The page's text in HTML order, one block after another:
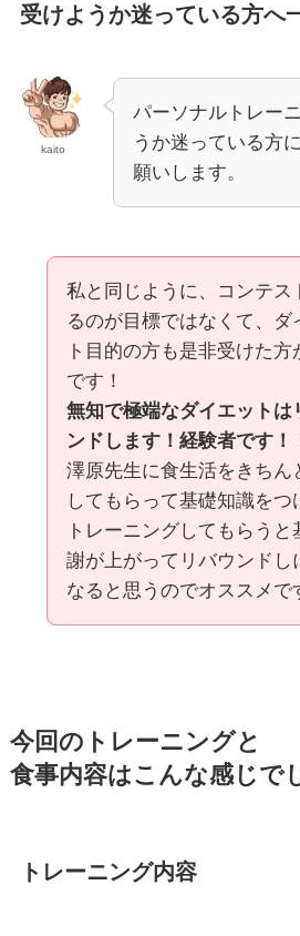
受けようか迷っている方へ
kaito
パーソナルトレー
うか迷っている方
願いします。
私と同じように、コンテス
るのが目標ではなくて、ダ
ト目的の方も是非受けた方
です！
無知で極端なダイエットは
ンドします！経験者です！
澤原先生に食生活をきちん
してもらって基礎知識をつ
トレーニングしてもらうと
謝が上がってリバウンドし
なると思うのでオススメで
今回のトレーニングと
食事内容はこんな感じで
トレーニング内容